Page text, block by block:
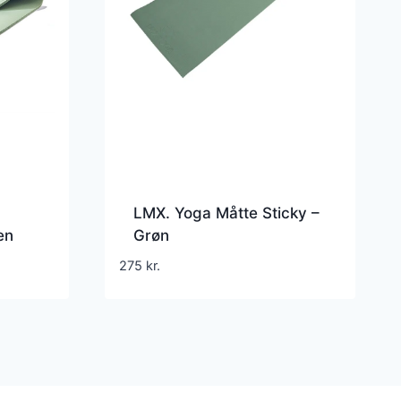
LMX. Yoga Måtte Sticky –
Grøn
275 kr.